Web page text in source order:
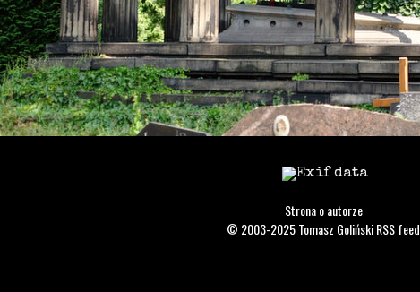
Strona o autorze
© 2003-2025Tomasz GolińskiRSS feed